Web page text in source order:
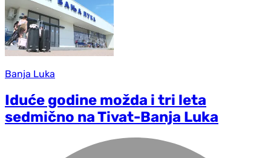
Banja Luka
Iduće godine možda i tri leta
sedmično na Tivat-Banja Luka